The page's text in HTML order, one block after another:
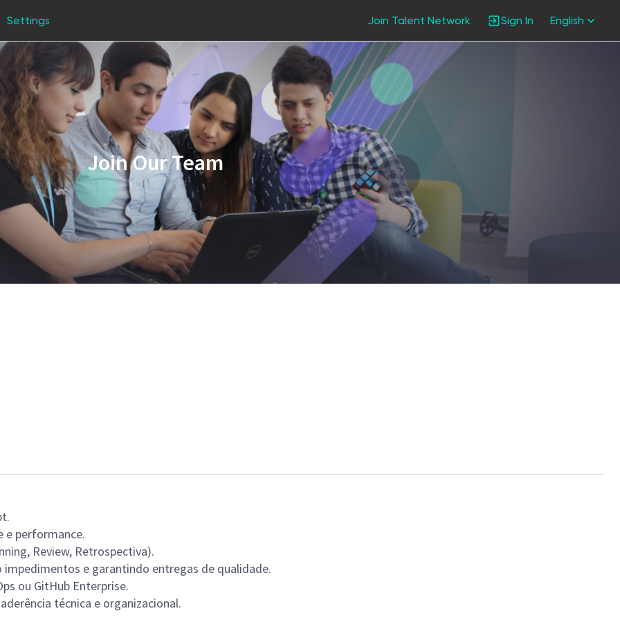
Settings Join Talent Network Sign In English
Join Our Team
e performance.
Review, Retrospectiva).
e garantindo entregas de qualidade.
ou GitHub Enterprise.
técnica e organizacional.